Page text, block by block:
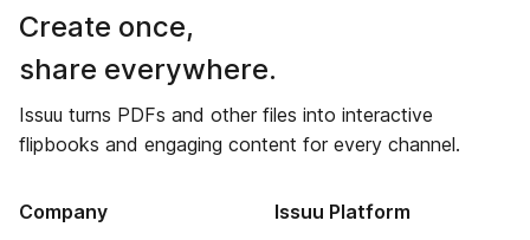
Create once,
share everywhere.
Issuu turns PDFs and other files into interactive
flipbooks and engaging content for every channel.
Company Issuu Platform